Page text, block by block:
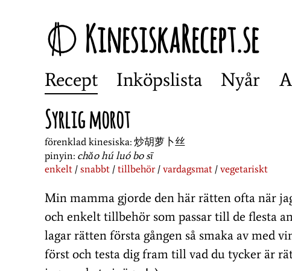
KinesiskaRecept.se
Recept Inköpslista Nyår
Syrlig morot
förenklad kinesiska:炒胡萝卜丝
pinyin: chǎo hú luó bo sī
enkelt snabbt tillbehör vardagsmat vegetariskt
Min mamma gjorde den här rätten ofta när
och enkelt tillbehör som passar till de flesta
lagar rätten första gången så smaka av med
först och testa dig fram till vad du tycker är